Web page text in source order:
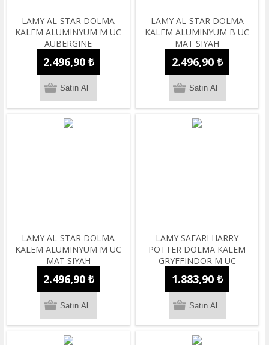
LAMY AL-STAR DOLMA
KALEM ALUMINYUM M UC
AUBERGINE
2.496,90 ₺
LAMY AL-STAR DOLMA
KALEM ALUMINYUM B UC
MAT SIYAH
2.496,90 ₺
LAMY AL-STAR DOLMA
KALEM ALUMINYUM M UC
MAT SIYAH
2.496,90 ₺
LAMY SAFARI HARRY
POTTER DOLMA KALEM
GRYFFINDOR M UC
1.883,90 ₺